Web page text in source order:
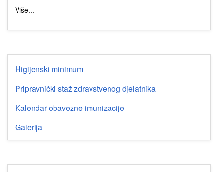
Više...
Higijenski minimum
Pripravnički staž zdravstvenog djelatnika
Kalendar obavezne imunizacije
Galerija